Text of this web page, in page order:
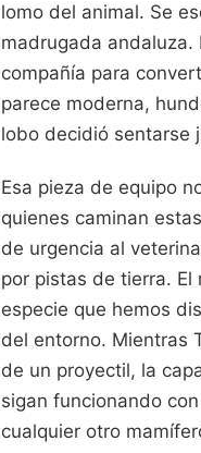
lomo del animal. Se
madrugada andaluza.
compañía para
parece moderna,
lobo decidió sentarse
Esa pieza de equipo
quienes caminan
de urgencia al
por pistas de tierra.
especie que hemos
del entorno. Mientras
de un proyectil, la
sigan funcionando
cualquier otro